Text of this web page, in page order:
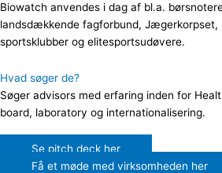
Biowatch anvendes i dag af bl.a.
landsdækkende fagforbund, Jægerkorpset,
sportsklubber og elitesportsudøvere.
Hvad søger de?
Søger advisors med erfaring inden for
board, laboratory og internationalisering.
Se pitch deck her
Få et møde med virksomheden her